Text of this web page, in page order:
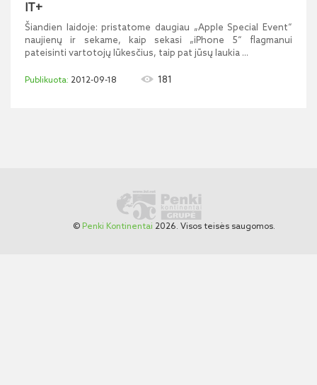
IT+
Šiandien laidoje: pristatome daugiau „Apple Special Event“
naujienų ir sekame, kaip sekasi „iPhone 5“ flagmanui
pateisinti vartotojų lūkesčius, taip pat jūsų laukia ...
2012-09-18 181
© Penki Kontinentai 2026. Visos teisės saugomos.